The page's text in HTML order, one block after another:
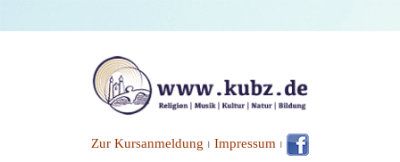
Zur Kursanmeldung ⏐ Impressum ⏐